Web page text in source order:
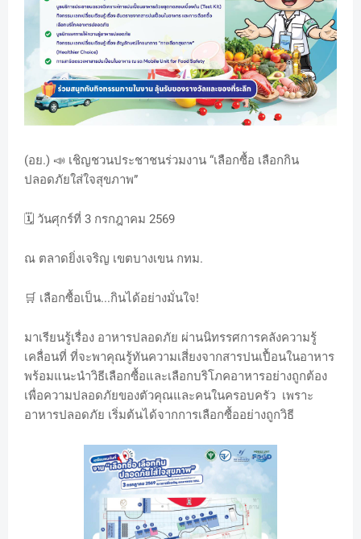
(อย.) 📣 เชิญชวนประชาชนร่วมงาน “เลือกซื้อ เลือกกิน
ปลอดภัยใส่ใจสุขภาพ”
🗓️ วันศุกร์ที่ 3 กรกฎาคม 2569
ณ ตลาดยิ่งเจริญ เขตบางเขน กทม.
🛒 เลือกซื้อเป็น...กินได้อย่างมั่นใจ!
มาเรียนรู้เรื่อง อาหารปลอดภัย ผ่านนิทรรศการคลังความรู้
เคลื่อนที่ ที่จะพาคุณรู้ทันความเสี่ยงจากสารปนเปื้อนในอาหาร
พร้อมแนะนำวิธีเลือกซื้อและเลือกบริโภคอาหารอย่างถูกต้อง
เพื่อความปลอดภัยของตัวคุณและคนในครอบครัว เพราะ
อาหารปลอดภัย เริ่มต้นได้จากการเลือกซื้ออย่างถูกวิธี